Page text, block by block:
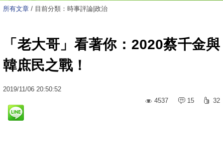
所有文章 / 目前分類：時事評論|政治
「老大哥」看著你：2020蔡千金與
韓庶民之戰！
2019/11/06 20:50:52
4537
15 32